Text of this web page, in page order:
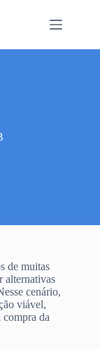
de muitas
alternativas
cenário,
viável,
compra da